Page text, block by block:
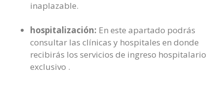
inaplazable.
hospitalización: En este apartado podrás
consultar las clínicas y hospitales en donde
recibirás los servicios de ingreso hospitalario
exclusivo .